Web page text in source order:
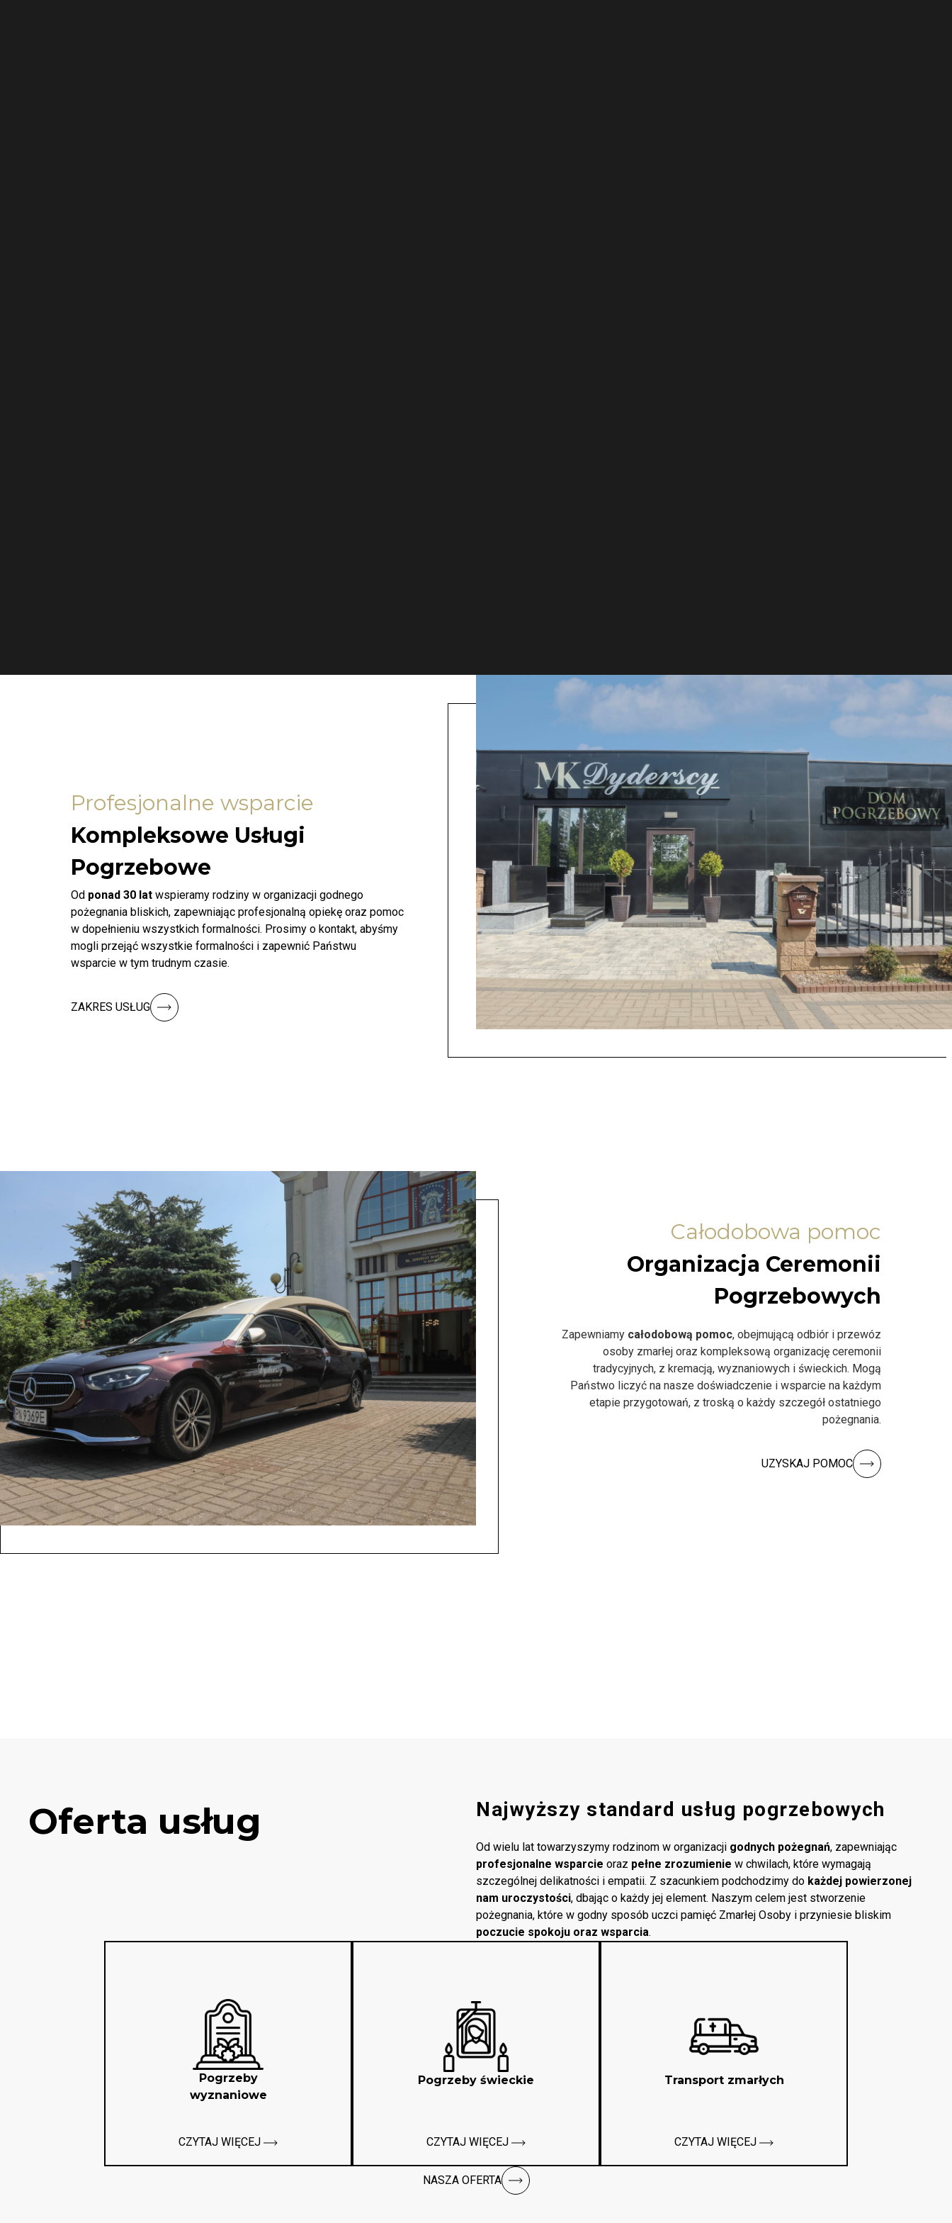
Profesjonalne wsparcie
Kompleksowe Usługi
Pogrzebowe
Od ponad 30 lat wspieramy rodziny w organizacji godnego
pożegnania bliskich, zapewniając profesjonalną opiekę oraz pomoc
w dopełnieniu wszystkich formalności. Prosimy o kontakt, abyśmy
mogli przejąć wszystkie formalności i zapewnić Państwu
wsparcie w tym trudnym czasie.
ZAKRES USŁUG
Całodobowa pomoc
Organizacja Ceremonii
Pogrzebowych
Zapewniamy całodobową pomoc, obejmującą odbiór i przewóz
osoby zmarłej oraz kompleksową organizację ceremonii
tradycyjnych, z kremacją, wyznaniowych i świeckich. Mogą
Państwo liczyć na nasze doświadczenie i wsparcie na każdym
etapie przygotowań, z troską o każdy szczegół ostatniego
pożegnania.
UZYSKAJ POMOC
Oferta usług Najwyższy standard usług pogrzebowych
Od wielu lat towarzyszymy rodzinom w organizacji godnych pożegnań, zapewniając
profesjonalne wsparcie oraz pełne zrozumienie w chwilach, które wymagają
szczególnej delikatności i empatii. Z szacunkiem podchodzimy do każdej powierzonej
nam uroczystości, dbając o każdy jej element. Naszym celem jest stworzenie
pożegnania, które w godny sposób uczci pamięć Zmarłej Osoby i przyniesie bliskim
poczucie spokoju oraz wsparcia.
Pogrzeby
wyznaniowe
CZYTAJ WIĘCEJ
Pogrzeby świeckie
CZYTAJ WIĘCEJ
Transport zmarłych
CZYTAJ WIĘCEJ
NASZA OFERTA